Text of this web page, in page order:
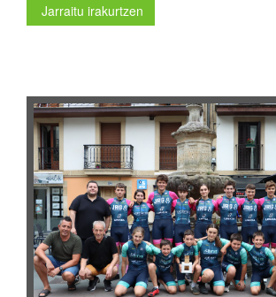
Jarraitu irakurtzen